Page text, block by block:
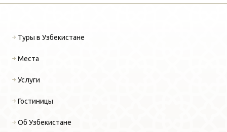
Туры в Узбекистане
Места
Услуги
Гостиницы
Об Узбекистане